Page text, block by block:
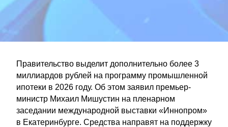
Правительство выделит дополнительно более 3
миллиардов рублей на программу промышленной
ипотеки в 2026 году. Об этом заявил премьер-
министр Михаил Мишустин на пленарном
заседании международной выставки «Иннопром»
в Екатеринбурге. Средства направят на поддержку